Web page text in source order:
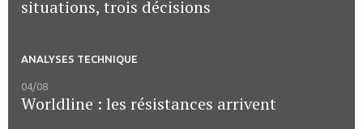
situations, trois décisions
ANALYSES TECHNIQUE
04/08
Worldline : les résistances arrivent